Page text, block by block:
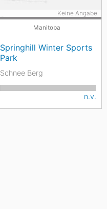
Manitoba
Springhill Winter Sports
Park
Keine Angabe
Schnee Berg
n.v.